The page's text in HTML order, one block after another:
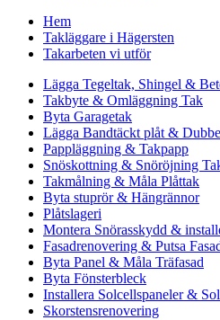
Hem
Takläggare i Hägersten
Takarbeten vi utför
Lägga Tegeltak, Shingel &
Takbyte & Omläggning Tak
Byta Garagetak
Lägga Bandtäckt plåt &
Pappläggning & Takpapp
Snöskottning & Snöröjning
Takmålning & Måla Plåttak
Byta stuprör & Hängrännor
Plåtslageri
Montera Snörasskydd &
Fasadrenovering & Putsa
Byta Panel & Måla Träfasad
Byta Fönsterbleck
Installera Solcellspaneler &
Skorstensrenovering